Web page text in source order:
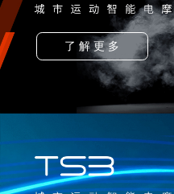
了 解 更 多